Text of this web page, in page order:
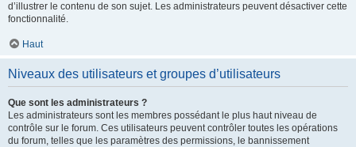
d’illustrer le contenu de son sujet. Les administrateurs peuvent désactiver cette
fonctionnalité.
Haut
Niveaux des utilisateurs et groupes d’utilisateurs
Que sont les administrateurs ?
Les administrateurs sont les membres possédant le plus haut niveau de
contrôle sur le forum. Ces utilisateurs peuvent contrôler toutes les opérations
du forum, telles que les paramètres des permissions, le bannissement